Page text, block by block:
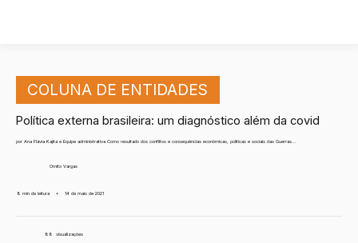
COLUNA DE ENTIDADES
Política externa brasileira: um diagnóstico além da covid
por Ana Flávia Kajita e Equipe administrativa Como resultado dos conflitos e consequências econômicas, políticas e sociais das Guerras...
Ornito Vargas
8 min de leitura • 14 de maio de 2021
88 visualizações